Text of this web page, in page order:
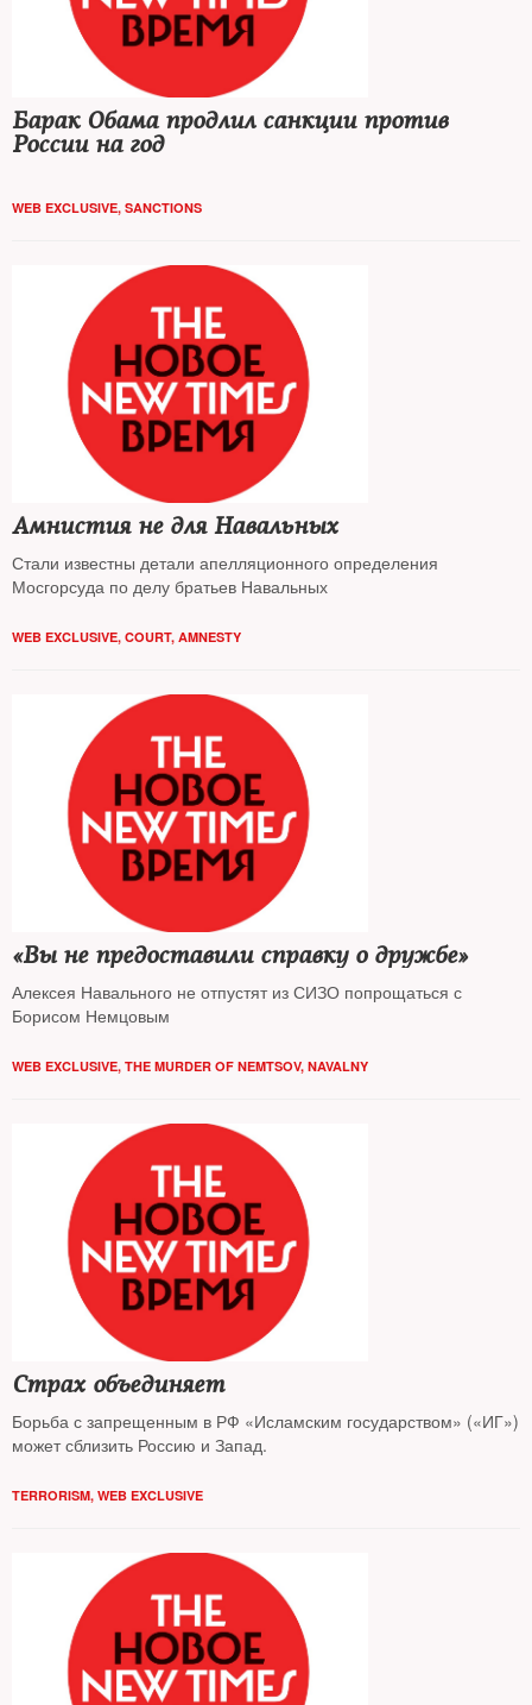
Барак Обама продлил санкции против
России на год
WEB EXCLUSIVE, SANCTIONS
Амнистия не для Навальных
Стали известны детали апелляционного определения
Мосгорсуда по делу братьев Навальных
WEB EXCLUSIVE, COURT, AMNESTY
«Вы не предоставили справку о дружбе»
Алексея Навального не отпустят из СИЗО попрощаться с
Борисом Немцовым
WEB EXCLUSIVE, THE MURDER OF NEMTSOV, NAVALNY
Страх объединяет
Борьба с запрещенным в РФ «Исламским государством» («ИГ»)
может сблизить Россию и Запад.
TERRORISM, WEB EXCLUSIVE